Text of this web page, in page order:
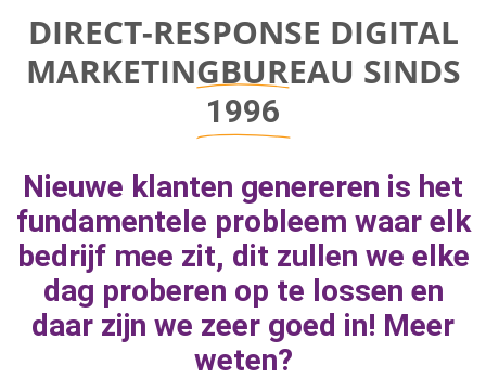
Direct-response
Digital
Marketing Bureau
marketingknoppen te draaien om naar
geweldige resultaten toe te werken.
MEER INFORMATIE
DIRECT-RESPONSE DIGITAL
MARKETINGBUREAU SINDS
1996
Nieuwe klanten genereren is het
fundamentele probleem waar elk
bedrijf mee zit, dit zullen we elke
dag proberen op te lossen en
daar zijn we zeer goed in! Meer
weten?